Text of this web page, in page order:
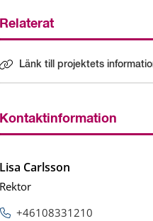
Relaterat
Länk till projektets
Länk till annan webbplats.
Kontaktinformation
Lisa Carlsson
Rektor
+46108331210